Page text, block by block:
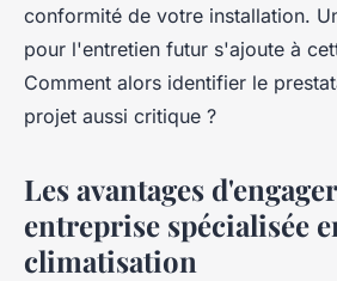
Mathieu•17 avril 2024• 3 min de
conformité de votre installation.
pour l'entretien futur s'ajoute à
Comment alors identifier le
projet aussi critique ?
Les avantages
entreprise spécialisée
climatisation